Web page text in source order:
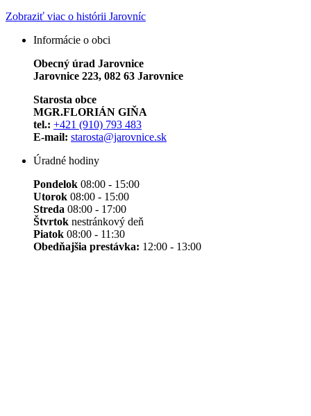
Zobraziť viac o histórii Jarovníc
Informácie o obci
Obecný úrad Jarovnice
Jarovnice 223, 082 63 Jarovnice
Starosta obce
MGR.FLORIÁN GIŇA
tel.: +421 (910) 793 483
E-mail: starosta@jarovnice.sk
Úradné hodiny
Pondelok 08:00 - 15:00
Utorok 08:00 - 15:00
Streda 08:00 - 17:00
Štvrtok nestránkový deň
Piatok 08:00 - 11:30
Obedňajšia prestávka: 12:00 - 13:00